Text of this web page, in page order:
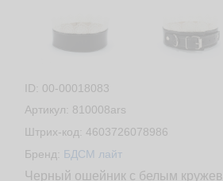
ID: 00-00018083
Артикул: 810008ars
Штрих-код: 4603726078986
Бренд:
БДСМ лайт
Черный ошейник с белым